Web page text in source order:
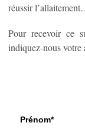
réussir
Pour recevoir ce
indiquez-nous votre
Prénom*